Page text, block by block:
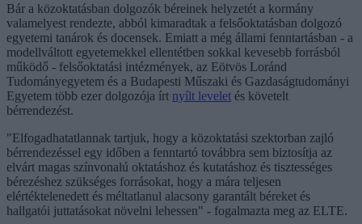
Bár a közoktatásban dolgozók béreinek helyzetét a kormány
valamelyest rendezte, abból kimaradtak a felsőoktatásban dolgozó
egyetemi tanárok és docensek. Emiatt a még állami fenntartásban - a
modellváltott egyetemekkel ellentétben sokkal kevesebb forrásból
működő - felsőoktatási intézmények, az Eötvös Loránd
Tudományegyetem és a Budapesti Műszaki és Gazdaságtudományi
Egyetem több ezer dolgozója írt nyílt levelet és követelt
bérrendezést.
"Elfogadhatatlannak tartjuk, hogy a közoktatási szektorban zajló
bérrendezéssel egy időben a fenntartó továbbra sem biztosítja az
elvárt magas színvonalú oktatáshoz és kutatáshoz és tisztességes
bérezéshez szükséges forrásokat, hogy a mára teljesen
elértéktelenedett és méltatlanul alacsony garantált béreket és
hallgatói juttatásokat növelni lehessen" - fogalmazta meg az ELTE.